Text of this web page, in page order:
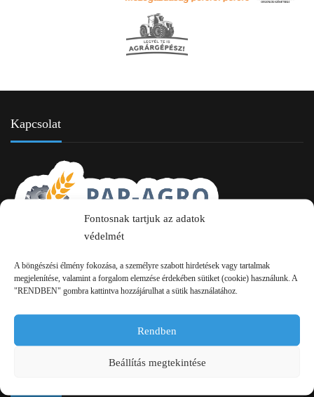
Fontosnak tartjuk az adatok
védelmét
A böngészési élmény fokozása, a személyre szabott hirdetések vagy tartalmak
megjelenítése, valamint a forgalom elemzése érdekében sütiket (cookie) használunk. A
"RENDBEN" gombra kattintva hozzájárulhat a sütik használatához.
Rendben
Beállítás megtekintése
Kapcsolat
+36 20 334 43 28